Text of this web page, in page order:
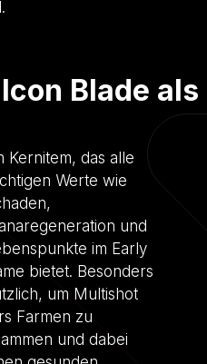
Blade als
Kernitem, das alle
Werte wie
und
im Early
bietet. Besonders
um Multishot
Farmen zu
und dabei